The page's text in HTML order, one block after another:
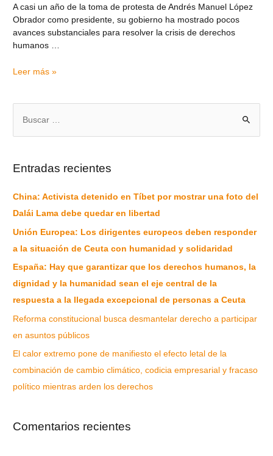
A casi un año de la toma de protesta de Andrés Manuel López
Obrador como presidente, su gobierno ha mostrado pocos
avances substanciales para resolver la crisis de derechos
humanos …
Leer más »
Entradas recientes
China: Activista detenido en Tíbet por mostrar una foto del
Dalái Lama debe quedar en libertad
Unión Europea: Los dirigentes europeos deben responder
a la situación de Ceuta con humanidad y solidaridad
España: Hay que garantizar que los derechos humanos, la
dignidad y la humanidad sean el eje central de la
respuesta a la llegada excepcional de personas a Ceuta
Reforma constitucional busca desmantelar derecho a participar
en asuntos públicos
El calor extremo pone de manifiesto el efecto letal de la
combinación de cambio climático, codicia empresarial y fracaso
político mientras arden los derechos
Comentarios recientes